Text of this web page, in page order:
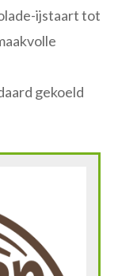
ijstaart tot
gekoeld